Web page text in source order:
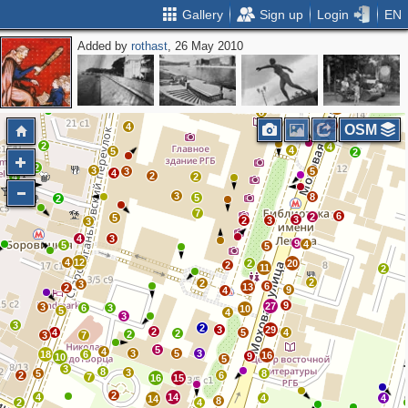
Gallery Sign up Login EN
Added byrothast, 26 May 2010
4
2
4
6
2
8
3
3
9
20
5
11
2
2
13
6
9
9
2
4
29
16
5
10 27
2
4
4
3
2
2
2
5
3
6
5
9
8
4
8
4
14
15
16
5
3
3
14
2
2
4
3
18
4
10
5
2 7 8
6
3
7
4
2
3
6
5
3
2
3
2
2
3
3
5
12
4
5
4
3
3
3
3
5
7
2
2
2
3
4
5
12
4
3
2
4
3
5
3
3
2
4
4 2
3
2
4
8
6
2
5
4
4
2
2
8
3
2 5
6
4
10
12
2
4
4
6
5
2
OSM